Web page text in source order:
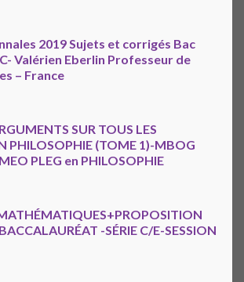
2019 Sujets et corrigés Bac
Valérien Eberlin Professeur de
– France
SUR TOUS LES
PHILOSOPHIE (TOME 1)-MBOG
PLEG en PHILOSOPHIE
-SÉRIE C/E-SESSION